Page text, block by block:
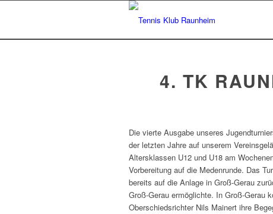
4. TK
Die vierte Ausgabe unseres
der letzten Jahre auf unserem
Altersklassen U12 und U18 am
Vorbereitung auf die Medenrunde. Das
bereits auf die Anlage in Groß-Gerau
Groß-Gerau ermöglichte. In Groß-Gerau
Oberschiedsrichter Nils Mainert ihre